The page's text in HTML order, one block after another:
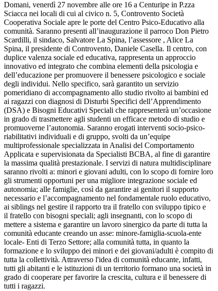
Domani, venerdì 27 novembre alle ore 16 a Centuripe in P.zza
Sciacca nei locali di cui al civico n. 5, Controvento Società
Cooperativa Sociale apre le porte del Centro Psico-Educativo alla
comunità. Saranno presenti all’inaugurazione il parroco Don Pietro
Scardilli, il sindaco, Salvatore La Spina, l’assessore , Alice La
Spina, il presidente di Controvento, Daniele Casella. Il centro, con
duplice valenza sociale ed educativa, rappresenta un approccio
innovativo ed integrato che combina elementi della psicologia e
dell’educazione per promuovere il benessere psicologico e sociale
degli individui. Nello specifico, sarà garantito un servizio
pomeridiano di accompagnamento allo studio rivolto ai bambini ed
ai ragazzi con diagnosi di Disturbi Specifici dell’Apprendimento
(DSA) e Bisogni Educativi Speciali che rappresenterà un’occasione
in grado di trasmettere agli studenti un efficace metodo di studio e
promuoverne l’autonomia. Saranno erogati interventi socio-psico-
riabilitativi individuali e di gruppo, svolti da un’equipe
multiprofessionale specializzata in Analisi del Comportamento
Applicata e supervisionata da Specialisti BCBA, al fine di garantire
la massima qualità prestazionale. I servizi di natura multidisciplinare
saranno rivolti a: minori e giovani adulti, con lo scopo di fornire loro
gli strumenti opportuni per una migliore integrazione sociale ed
autonomia; alle famiglie, così da garantire ai genitori il supporto
necessario e l’accompagnamento nel fondamentale ruolo educativo,
ai siblings nel gestire il rapporto tra il fratello con sviluppo tipico e
il fratello con bisogni speciali; agli insegnanti, con lo scopo di
mettere a sistema e garantire un lavoro sinergico da parte di tutta la
comunità educante creando un asse: minore-famiglia-scuola-ente
locale- Enti di Terzo Settore; alla comunità tutta, in quanto la
formazione e lo sviluppo dei minori e dei giovani/adulti è compito di
tutta la collettività. Attraverso l'idea di comunità educante, infatti,
tutti gli abitanti e le istituzioni di un territorio formano una società in
grado di cooperare per favorire la crescita, cultura e il benessere di
tutti i ragazzi.